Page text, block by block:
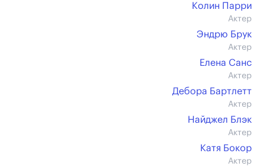
Колин Парри
Актер
Эндрю Брук
Актер
Елена Санс
Актер
Дебора Бартлетт
Актер
Найджел Блэк
Актер
Катя Бокор
Актер